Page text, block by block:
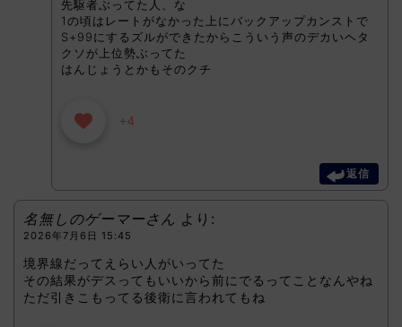
先駆者ぶってた人、な
1の頃はレートがなかった上にバックアップカンストで
S+99にするズルができたからこういう声のデカいヘタ
クソが上位勢ぶってた
はんじょうとかもそのクチ
+4
返信
名無しのゲーマーさん より:
2026年7月6日 15:45
境界線だってえらい人がいってた
その結果がデスってもいいから前にでるってことなんやね
ただ引きこもってる後衛に言われてもね